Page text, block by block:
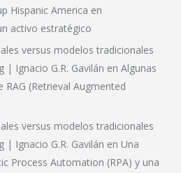
Hispanic America en
activo estratégico
versus modelos tradicionales
| Ignacio G.R. Gavilán en Algunas
RAG (Retrieval Augmented
versus modelos tradicionales
| Ignacio G.R. Gavilán en Una
Process Automation (RPA) y una